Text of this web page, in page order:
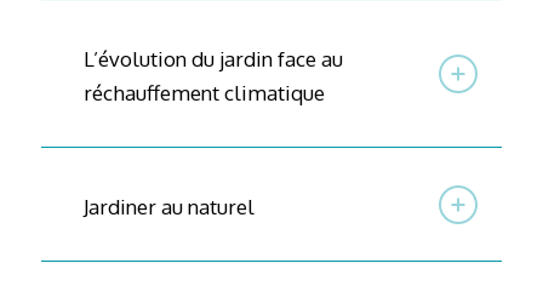
L’évolution du jardin face au
réchauffement climatique
Jardiner au naturel